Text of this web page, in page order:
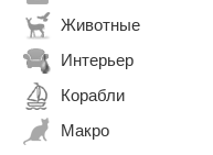
Животные
Интерьер
Корабли
Макро